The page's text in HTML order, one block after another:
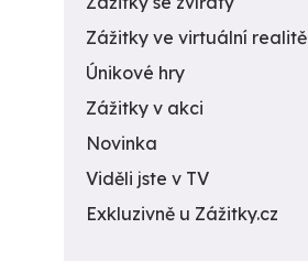
Zážitky ve virtuální realitě
Únikové hry
Zážitky v akci
Novinka
Viděli jste v TV
Exkluzivně u Zážitky.cz